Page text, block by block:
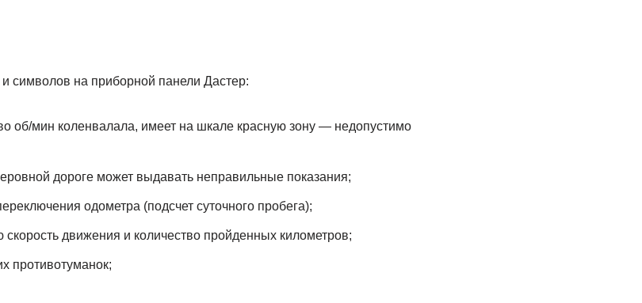
символов на приборной панели Дастер:
об/мин коленвалала, имеет на шкале красную зону — недопустимо
дороге может выдавать неправильные показания;
одометра (подсчет суточного пробега);
движения и количество пройденных километров;
противотуманок;